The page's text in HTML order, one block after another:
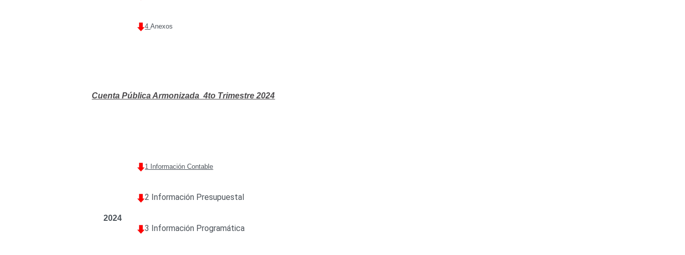
4Anexos
Cuenta Pública Armonizada 4to Trimestre 2024
2024
1 Información Contable
2 Información Presupuestal
3 Información Programática